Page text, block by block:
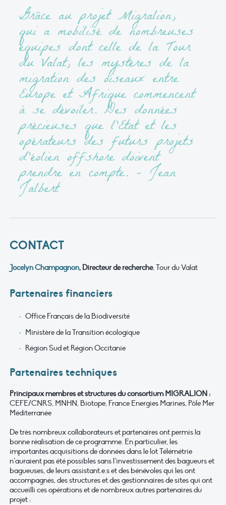
Grâce au projet Migralion,
qui a mobilisé de nombreuses
équipes dont celle de la Tour
du Valat, les mystères de la
migration des oiseaux entre
Europe et Afrique commencent
à se dévoiler. Des données
précieuses que l’Etat et les
opérateurs des futurs projets
d’éolien offshore doivent
prendre en compte. – Jean
Jalbert
CONTACT
Jocelyn Champagnon, Directeur de recherche, Tour du Valat
Partenaires financiers
Office Français de la Biodiversité
Ministère de la Transition écologique
Région Sud et Région Occitanie
Partenaires techniques
Principaux membres et structures du consortium MIGRALION :
CEFE/CNRS, MNHN, Biotope, France Energies Marines, Pôle Mer
Méditerranée
De très nombreux collaborateurs et partenaires ont permis la
bonne réalisation de ce programme. En particulier, les
importantes acquisitions de données dans le lot Télémétrie
n’auraient pas été possibles sans l’investissement des bagueurs et
bagueuses, de leurs assistant.e.s et des bénévoles qui les ont
accompagnés, des structures et des gestionnaires de sites qui ont
accueilli ces opérations et de nombreux autres partenaires du
projet :